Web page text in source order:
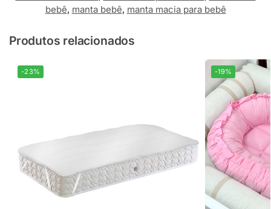
bebê, manta bebê, manta macia para bebê
Produtos relacionados
-23% -19%